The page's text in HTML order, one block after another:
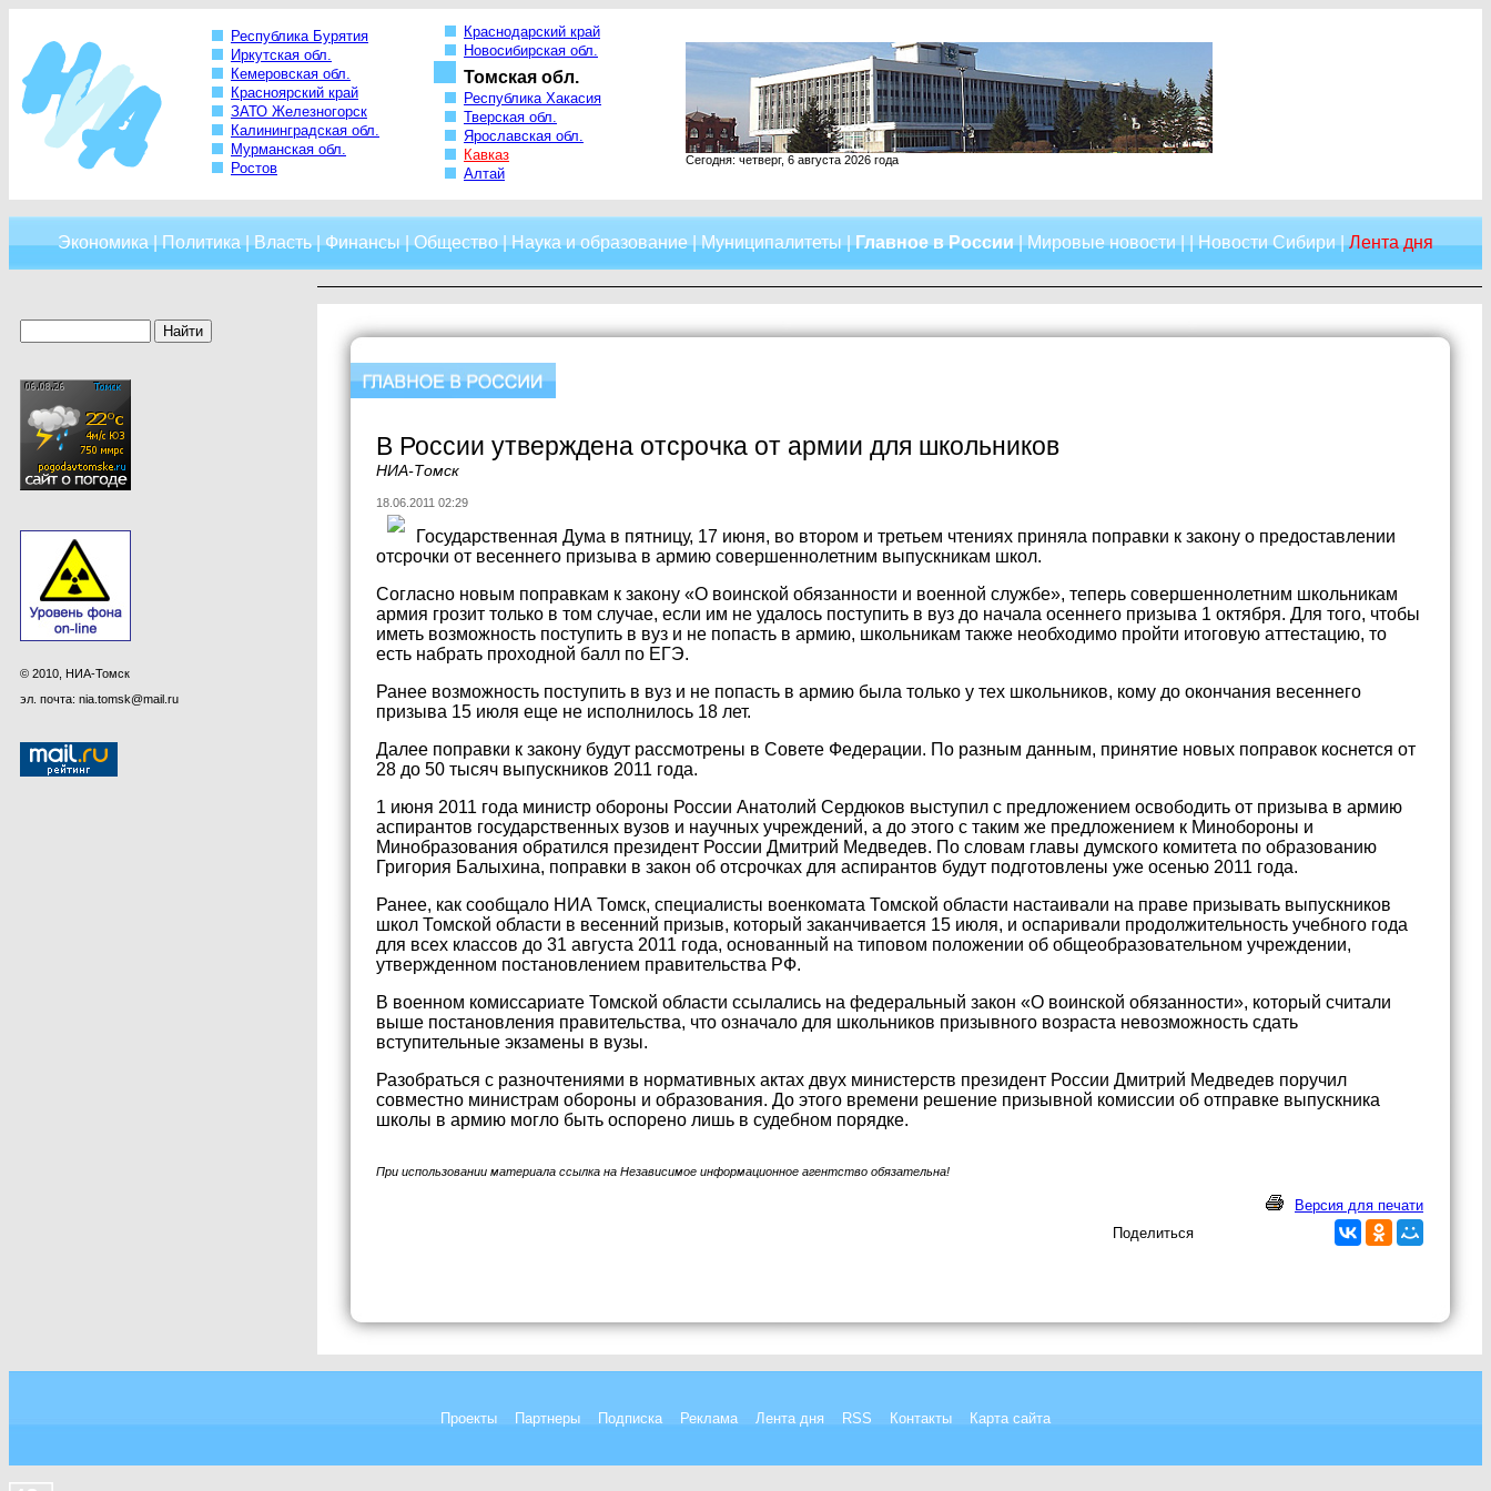
Республика Бурятия
Иркутская обл.
Кемеровская обл.
Красноярский край
ЗАТО Железногорск
Калининградская обл.
Мурманская обл.
Ростов
Краснодарский край
Новосибирская обл.
Томская обл.
Республика Хакасия
Тверская обл.
Ярославская обл.
Кавказ
Алтай
Сегодня: четверг, 6 августа 2026 года
Экономика|Политика|Власть|Финансы|Общество|Наука и образование|Муниципалитеты|Главное в России|Мировые новости| |Новости Сибири|Лента дня
© 2010, НИА-Томск
эл. почта: nia.tomsk@mail.ru
В России утверждена отсрочка от армии для школьников
НИА-Томск
18.06.2011 02:29
Государственная Дума в пятницу, 17 июня, во втором и третьем чтениях приняла поправки к закону о предоставлении
отсрочки от весеннего призыва в армию совершеннолетним выпускникам школ.
Согласно новым поправкам к закону «О воинской обязанности и военной службе», теперь совершеннолетним школьникам
армия грозит только в том случае, если им не удалось поступить в вуз до начала осеннего призыва 1 октября. Для того, чтобы
иметь возможность поступить в вуз и не попасть в армию, школьникам также необходимо пройти итоговую аттестацию, то
есть набрать проходной балл по ЕГЭ.
Ранее возможность поступить в вуз и не попасть в армию была только у тех школьников, кому до окончания весеннего
призыва 15 июля еще не исполнилось 18 лет.
Далее поправки к закону будут рассмотрены в Совете Федерации. По разным данным, принятие новых поправок коснется от
28 до 50 тысяч выпускников 2011 года.
1 июня 2011 года министр обороны России Анатолий Сердюков выступил с предложением освободить от призыва в армию
аспирантов государственных вузов и научных учреждений, а до этого с таким же предложением к Минобороны и
Минобразования обратился президент России Дмитрий Медведев. По словам главы думского комитета по образованию
Григория Балыхина, поправки в закон об отсрочках для аспирантов будут подготовлены уже осенью 2011 года.
Ранее, как сообщало НИА Томск, специалисты военкомата Томской области настаивали на праве призывать выпускников
школ Томской области в весенний призыв, который заканчивается 15 июля, и оспаривали продолжительность учебного года
для всех классов до 31 августа 2011 года, основанный на типовом положении об общеобразовательном учреждении,
утвержденном постановлением правительства РФ.
В военном комиссариате Томской области ссылались на федеральный закон «О воинской обязанности», который считали
выше постановления правительства, что означало для школьников призывного возраста невозможность сдать
вступительные экзамены в вузы.
Разобраться с разночтениями в нормативных актах двух министерств президент России Дмитрий Медведев поручил
совместно министрам обороны и образования. До этого времени решение призывной комиссии об отправке выпускника
школы в армию могло быть оспорено лишь в судебном порядке.
При использовании материала ссылка на Независимое информационное агентство обязательна!
Версия для печати
Поделиться
Проекты Партнеры Подписка Реклама Лента дня RSS Контакты Карта сайта